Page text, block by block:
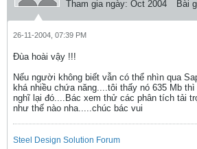
Tham gia ngày: Oct 2004 Bài
26-11-2004, 07:39 PM
Đùa hoài vậy !!!
Nếu người không biết vẫn có thể nhìn qua
khá nhiều chứa năng....tôi thấy nó 635 Mb
nghĩ lại đó....Bác xem thử các phân tích tải
như thế nào nha.....chúc bác vui
Steel Design Solution Forum